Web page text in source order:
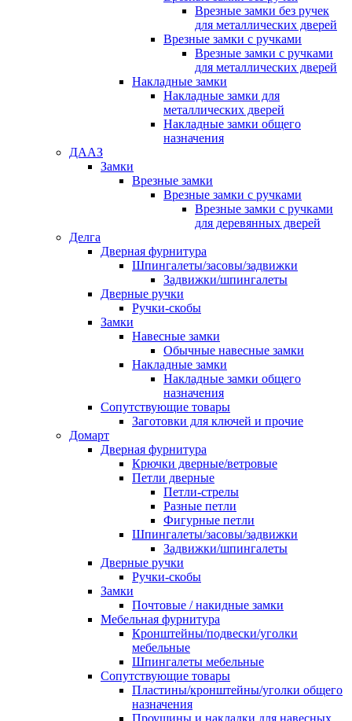
Врезные замки без ручек
для металлических дверей
Врезные замки с ручками
Врезные замки с ручками
для металлических дверей
Накладные замки
Накладные замки для
металлических дверей
Накладные замки общего
назначения
ДААЗ
Замки
Врезные замки
Врезные замки с ручками
Врезные замки с ручками
для деревянных дверей
Делга
Дверная фурнитура
Шпингалеты/засовы/задвижки
Задвижки/шпингалеты
Дверные ручки
Ручки-скобы
Замки
Навесные замки
Обычные навесные замки
Накладные замки
Накладные замки общего
назначения
Сопутствующие товары
Заготовки для ключей и прочие
Домарт
Дверная фурнитура
Крючки дверные/ветровые
Петли дверные
Петли-стрелы
Разные петли
Фигурные петли
Шпингалеты/засовы/задвижки
Задвижки/шпингалеты
Дверные ручки
Ручки-скобы
Замки
Почтовые / накидные замки
Мебельная фурнитура
Кронштейны/подвески/уголки
мебельные
Шпингалеты мебельные
Сопутствующие товары
Пластины/кронштейны/уголки общего
назначения